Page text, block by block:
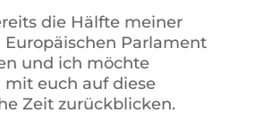
die Hälfte meiner
Parlament
und ich möchte
euch auf diese
Zeit zurückblicken.